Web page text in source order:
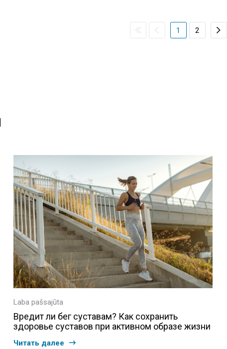
1 2
Laba pašsajūta
Вредит ли бег суставам? Как сохранить
здоровье суставов при активном образе жизни
Читать далее